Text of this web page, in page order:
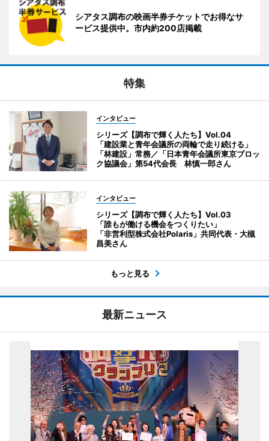
シアタス調布の映画半券チケットでお得なサ
ービス提供中。市内約200店掲載
特集
インタビュー
シリーズ【調布で輝く人たち】Vol.04
「建設業と青年会議所の両輪で走り続ける」
「林建設」常務／「日本青年会議所東京ブロッ
ク協議会」第54代会長 林慎一郎さん
インタビュー
シリーズ【調布で輝く人たち】Vol.03
「誰もが働ける機会をつくりたい」
「非営利型株式会社Polaris」共同代表・大槻
昌美さん
もっと見る
最新ニュース